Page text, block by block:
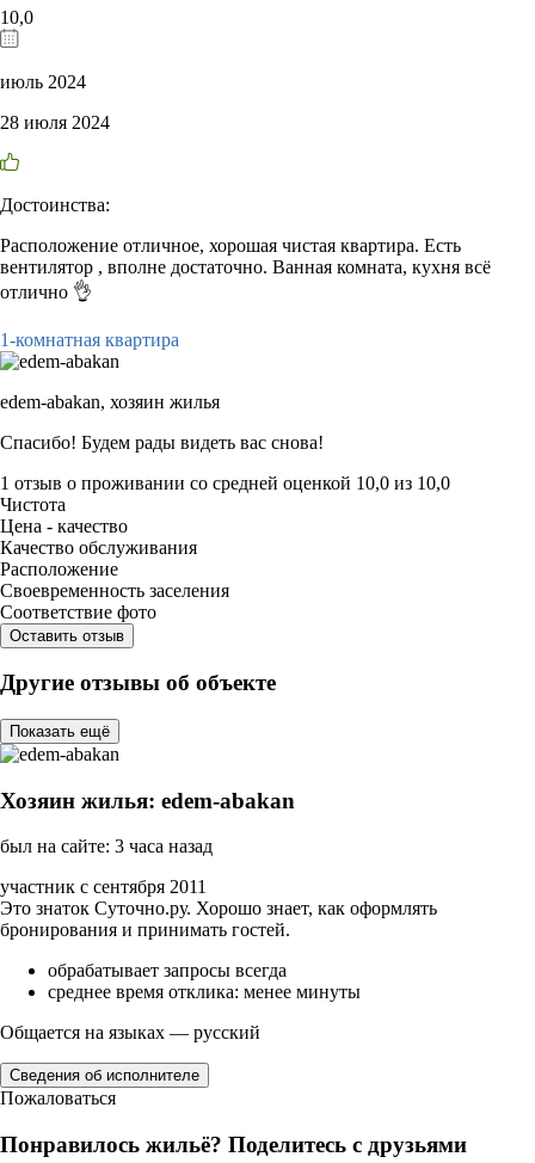
10,0
июль 2024
28 июля 2024
Достоинства:
Расположение отличное, хорошая чистая квартира. Есть
вентилятор , вполне достаточно. Ванная комната, кухня всё
отлично 👌
1-комнатная квартира
edem-abakan, хозяин жилья
Спасибо! Будем рады видеть вас снова!
1 отзыв о проживании со средней оценкой 10,0 из 10,0
Чистота
Цена - качество
Качество обслуживания
Расположение
Своевременность заселения
Соответствие фото
Оставить отзыв
Другие отзывы об объекте
Показать ещё
Хозяин жилья: edem-abakan
был на сайте: 3 часа назад
участник с сентября 2011
Это знаток Суточно.ру. Хорошо знает, как оформлять
бронирования и принимать гостей.
обрабатывает запросы всегда
среднее время отклика: менее минуты
Общается на языках — русский
Сведения об исполнителе
Пожаловаться
Понравилось жильё? Поделитесь с друзьями